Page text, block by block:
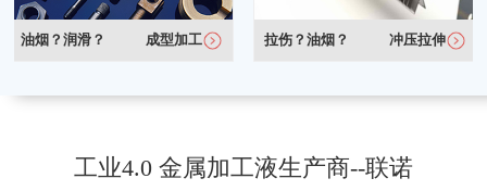
油烟？润滑？ 成型加工 拉伤？油烟？ 冲压拉伸
工业4.0 金属加工液生产商--联诺